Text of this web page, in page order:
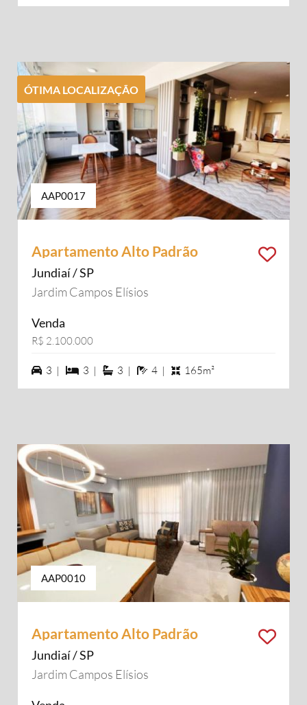
ÓTIMA LOCALIZAÇÃO
AAP0017
Apartamento Alto Padrão
Jundiaí / SP
Jardim Campos Elísios
Venda
R$ 2.100.000
3 vagas na garagem
3 | 3 dormiórios
3 | 3 suítes
3 | 4 banheiros
4 | 165m²
AAP0010
Apartamento Alto Padrão
Jundiaí / SP
Jardim Campos Elísios